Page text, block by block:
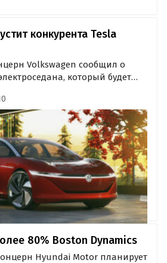
конкурента Tesla
Volkswagen сообщил о
который будет
Автомобиль должен стать
Tesla Model S.
80% Boston Dynamics
Hyundai Motor планирует